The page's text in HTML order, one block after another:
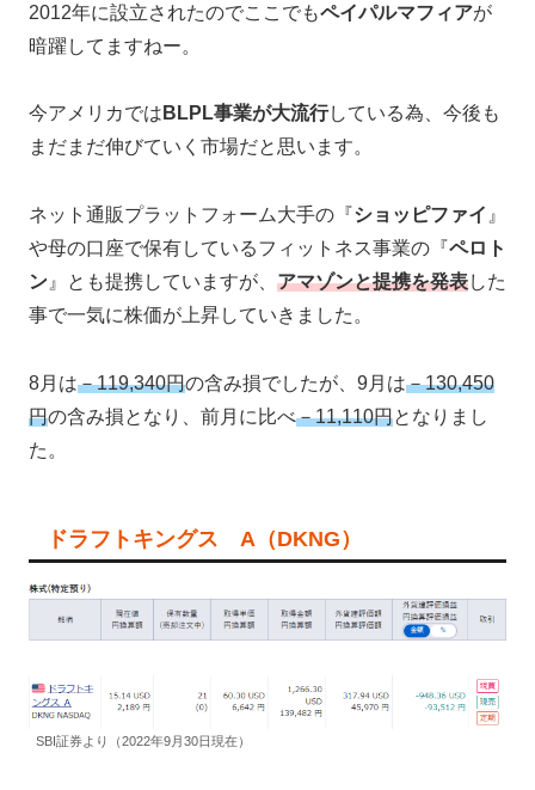
2012年に設立されたのでここでもペイパルマフィアが
暗躍してますねー。
今アメリカでは BLPL事業が大流行している為、今後も
まだまだ伸びていく市場だと思います。
ネット通販プラットフォーム大手の『ショッピファイ 』
や母の口座で保有しているフィットネス事業の『ペロト
ン 』とも提携していますが、 アマゾンと提携を発表した
事で一気に株価が上昇していきました。
8月は－119,340円の含み損でしたが、9月は－130,450
円の含み損となり、前月に比べ－11,110円となりまし
た。
ドラフトキングス A（DKNG）
SBI証券より（2022年9月30日現在）